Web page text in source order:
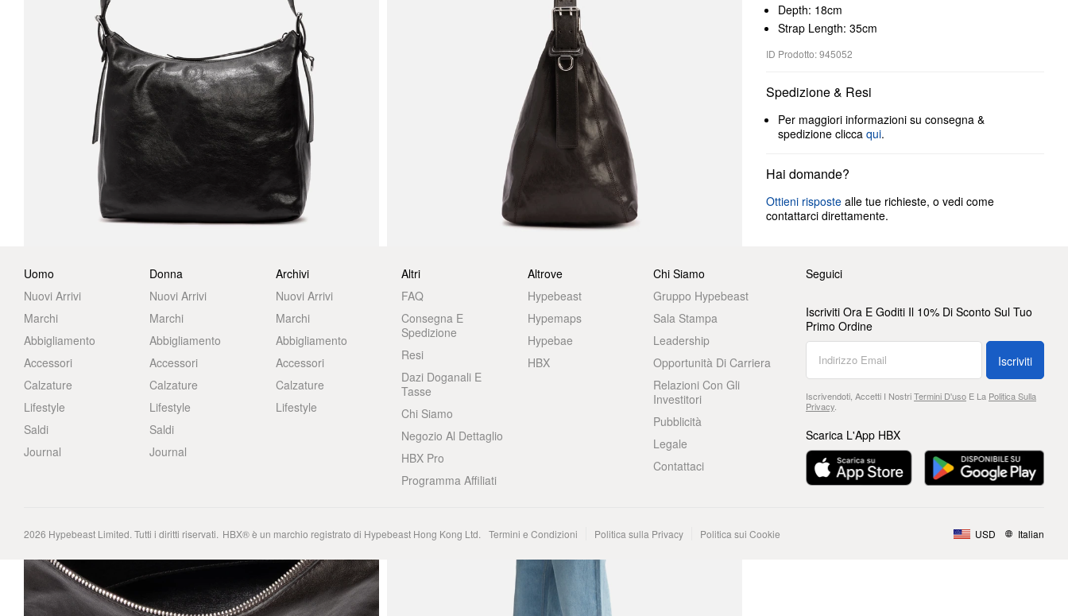
Depth: 18cm
Strap Length: 35cm
ID Prodotto: 945052
Spedizione & Resi
Per maggiori informazioni su consegna &
spedizione clicca qui.
Hai domande?
Ottieni risposte alle tue richieste, o vedi come
contattarci direttamente.
Uomo
Nuovi Arrivi
Marchi
Abbigliamento
Accessori
Calzature
Lifestyle
Saldi
Journal
Donna
Nuovi Arrivi
Marchi
Abbigliamento
Accessori
Calzature
Lifestyle
Saldi
Journal
Archivi
Nuovi Arrivi
Marchi
Abbigliamento
Accessori
Calzature
Lifestyle
Altri
FAQ
Consegna E
Spedizione
Resi
Dazi Doganali E
Tasse
Chi Siamo
Negozio Al Dettaglio
HBX Pro
Programma Affiliati
Altrove
Hypebeast
Hypemaps
Hypebae
HBX
Chi Siamo
Gruppo Hypebeast
Sala Stampa
Leadership
Opportunità Di Carriera
Relazioni Con Gli
Investitori
Pubblicità
Legale
Contattaci
Seguici
Iscriviti Ora E Goditi Il 10% Di Sconto Sul Tuo
Primo Ordine
Iscriviti
Iscrivendoti, Accetti I NostriTermini D'usoE La Politica Sulla
Privacy.
Scarica L'App HBX
2026 Hypebeast Limited. Tutti i diritti riservati. HBX® è un marchio registrato di Hypebeast Hong Kong Ltd. Termini e Condizioni Politica sulla Privacy Politica sui Cookie USD Italian